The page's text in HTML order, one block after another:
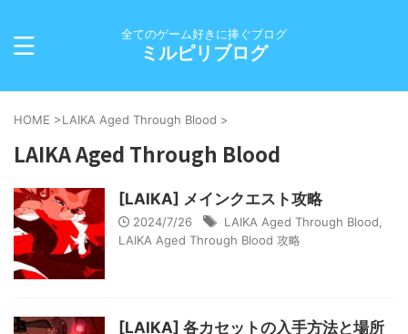
全てのゲーム好きに捧ぐブログ
ミルピリブログ
HOME >LAIKA Aged Through Blood >
LAIKA Aged Through Blood
[LAIKA] メインクエスト攻略
2024/7/26 LAIKA Aged Through Blood
LAIKA Aged Through Blood 攻略
[LAIKA] 各カセットの入手方法と場所